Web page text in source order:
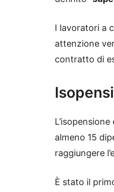
I lavoratori a
attenzione
contratto di
almeno 15
raggiungere
È stato il